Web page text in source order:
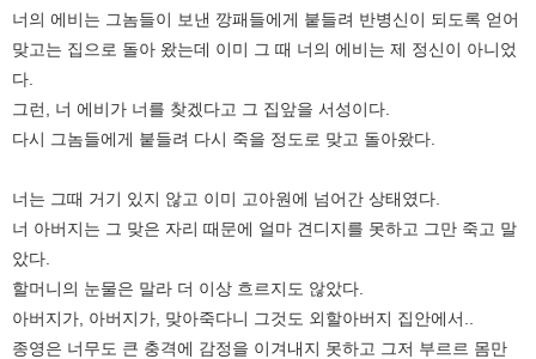
너의 에비는 그놈들이 보낸 깡패들에게 붙들려 반병신이 되도록 얻어
맞고는 집으로 돌아 왔는데 이미 그 때 너의 에비는 제 정신이 아니었
다.
그런, 너 에비가 너를 찾겠다고 그 집앞을 서성이다.
다시 그놈들에게 붙들려 다시 죽을 정도로 맞고 돌아왔다.
너는 그때 거기 있지 않고 이미 고아원에 넘어간 상태였다.
너 아버지는 그 맞은 자리 때문에 얼마 견디지를 못하고 그만 죽고 말
았다.
할머니의 눈물은 말라 더 이상 흐르지도 않았다.
아버지가, 아버지가, 맞아죽다니 그것도 외할아버지 집안에서..
종영은 너무도 큰 충격에 감정을 이겨내지 못하고 그저 부르르 몸만